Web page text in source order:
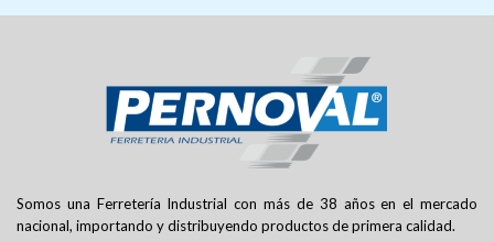
Somos una Ferretería Industrial con más de 38 años en el mercado
nacional, importando y distribuyendo productos de primera calidad.